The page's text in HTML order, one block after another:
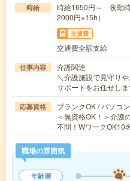
時給
時給1650円～ 夜勤
2000円×15h）
交通費
交通費全額支給
仕事内容
介護関連
＼介護施設で見守り
サポートをお任せし
応募資格
ブランクOK / パソコ
＜無資格OK！＞介護
不問！WワークOK10
職場の雰囲気
年齢層